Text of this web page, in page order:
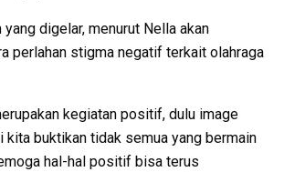
yang digelar, menurut Nella akan
perlahan stigma negatif terkait olahraga
kegiatan positif, dulu image
kita buktikan tidak semua yang bermain
hal-hal positif bisa terus